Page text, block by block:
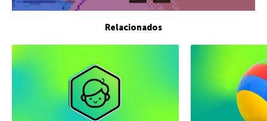
Relacionados